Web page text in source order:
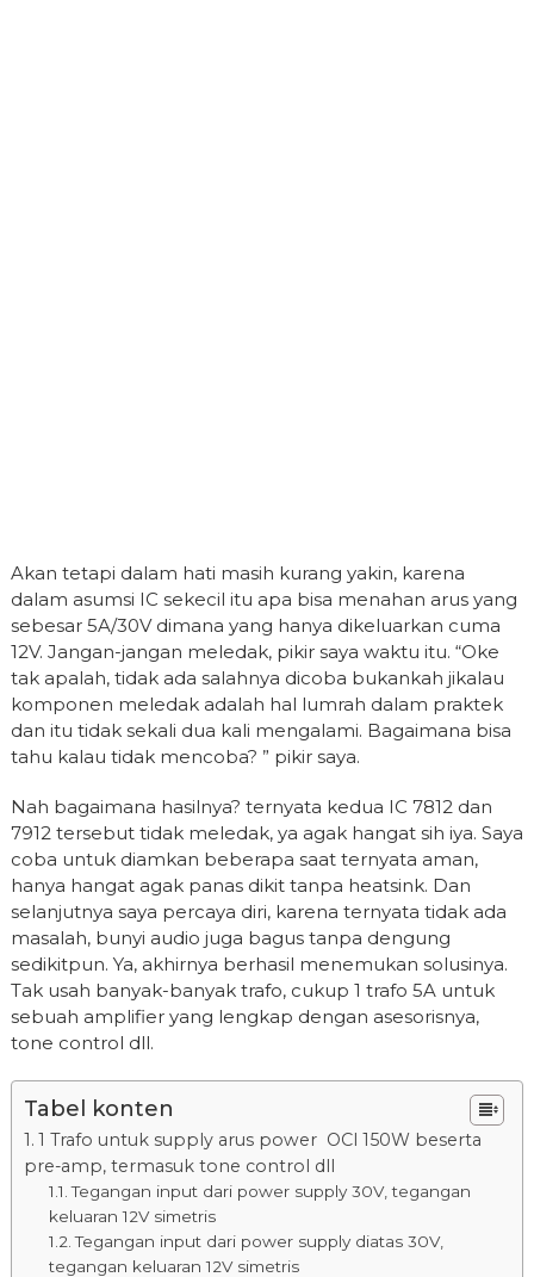
Akan tetapi dalam hati masih kurang yakin, karena
dalam asumsi IC sekecil itu apa bisa menahan arus yang
sebesar 5A/30V dimana yang hanya dikeluarkan cuma
12V. Jangan-jangan meledak, pikir saya waktu itu. “Oke
tak apalah, tidak ada salahnya dicoba bukankah jikalau
komponen meledak adalah hal lumrah dalam praktek
dan itu tidak sekali dua kali mengalami. Bagaimana bisa
tahu kalau tidak mencoba? ” pikir saya.
Nah bagaimana hasilnya? ternyata kedua IC 7812 dan
7912 tersebut tidak meledak, ya agak hangat sih iya. Saya
coba untuk diamkan beberapa saat ternyata aman,
hanya hangat agak panas dikit tanpa heatsink. Dan
selanjutnya saya percaya diri, karena ternyata tidak ada
masalah, bunyi audio juga bagus tanpa dengung
sedikitpun. Ya, akhirnya berhasil menemukan solusinya.
Tak usah banyak-banyak trafo, cukup 1 trafo 5A untuk
sebuah amplifier yang lengkap dengan asesorisnya,
tone control dll.
Tabel konten
1 Trafo untuk supply arus power OCl 150W beserta
pre-amp, termasuk tone control dll
Tegangan input dari power supply 30V, tegangan
keluaran 12V simetris
Tegangan input dari power supply diatas 30V,
tegangan keluaran 12V simetris